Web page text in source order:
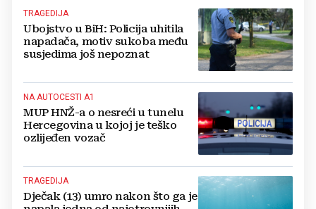
TRAGEDIJA
Ubojstvo u BiH: Policija uhitila
napadača, motiv sukoba među
susjedima još nepoznat
NA AUTOCESTI A1
MUP HNŽ-a o nesreći u tunelu
Hercegovina u kojoj je teško
ozlijeđen vozač
TRAGEDIJA
Dječak (13) umro nakon što ga je